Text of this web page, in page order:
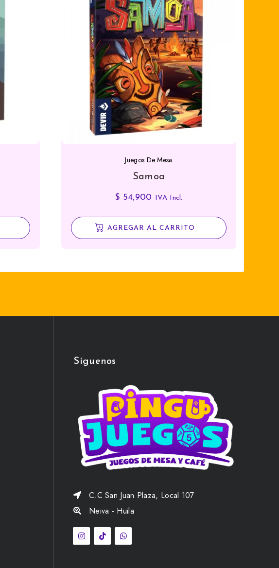
Juegos De Mesa
Samoa
$ 54,900 IVA Incl.
AGREGAR AL CARRITO
Síguenos
C.C San Juan Plaza, Local 107
Neiva - Huila